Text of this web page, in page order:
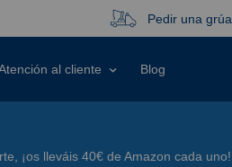
Pedir una grúa
al cliente Blog
¡os lleváis 40€ de Amazon cada uno!